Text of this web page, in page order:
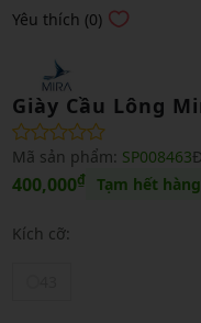
Yêu thích (0)
Giày Cầu Lông
Mã sản phẩm: SP008463
400,000₫ Tạm hết hàng
Kích cỡ: